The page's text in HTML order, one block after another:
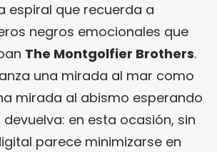
espiral que recuerda a
negros emocionales que
The Montgolfier Brothers.
una mirada al mar como
mirada al abismo esperando
en esta ocasión, sin
parece minimizarse en